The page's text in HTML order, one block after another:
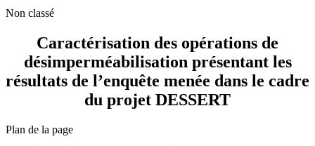
Non classé
Caractérisation des opérations de
désimperméabilisation présentant les
résultats de l’enquête menée dans le cadre
du projet DESSERT
Plan de la page